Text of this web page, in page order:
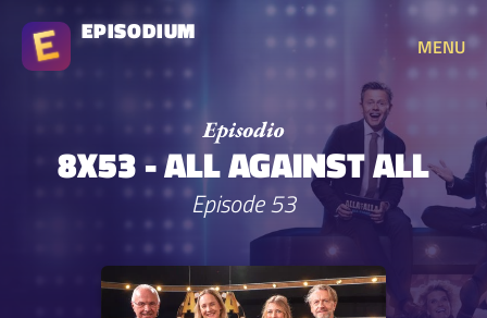
EPISODIUM
MENU
8X53 - ALL AGAINST ALL
Episode 53